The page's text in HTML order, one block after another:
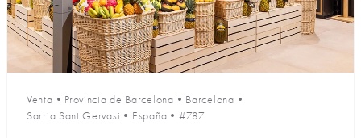
Venta • Provincia de Barcelona • Barcelona •
Sarria Sant Gervasi • España • #787